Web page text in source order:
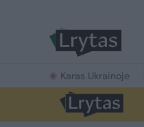
Karas Ukrainoje